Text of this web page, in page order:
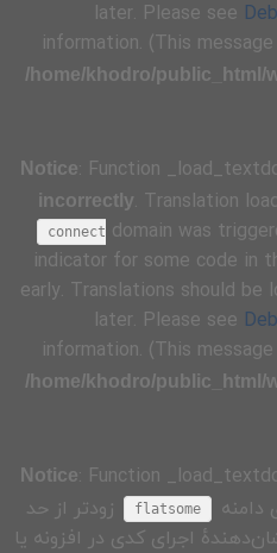
later. Please see
information. (This
/home/khodro/public_html/
Notice: Function
incorrectly. Translation
connect domain was
indicator for some code in
early. Translations should be
later. Please see
information. (This
/home/khodro/public_html/
Notice: Function
دامنه flatsome
زودتر از حد
اجرای کدی در افزونه یا